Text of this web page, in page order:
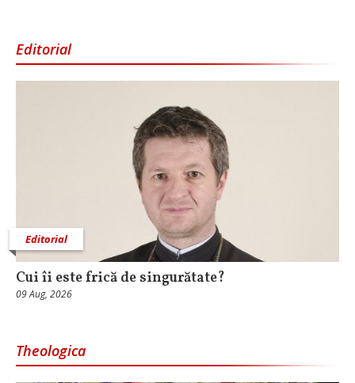
Editorial
Editorial
Cui îi este frică de singurătate?
09 Aug, 2026
Theologica